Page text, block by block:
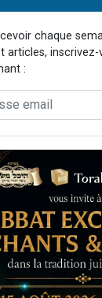
chaque
articles, inscrivez-
: